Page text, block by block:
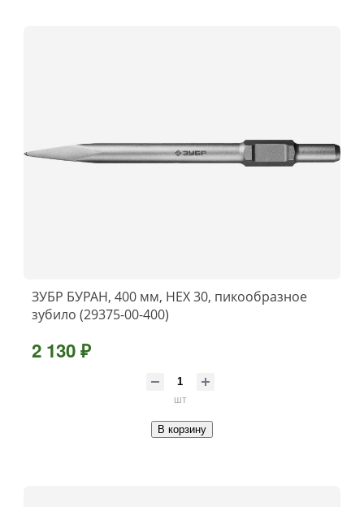
ЗУБР БУРАН, 400 мм, HEX 30, пикообразное
зубило (29375-00-400)
2 130 ₽
шт
В корзину